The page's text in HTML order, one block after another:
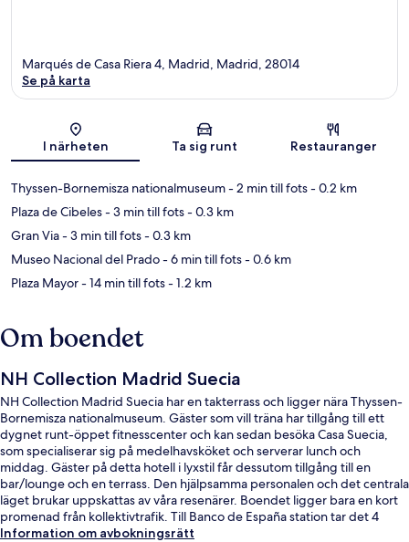
Karta
Marqués de Casa Riera 4, Madrid, Madrid, 28014
Se på karta
I närheten Ta sig runt Restauranger
Thyssen-Bornemisza nationalmuseum- 2 min till fots- 0.2 km
Plaza de Cibeles- 3 min till fots- 0.3 km
Gran Via- 3 min till fots- 0.3 km
Museo Nacional del Prado- 6 min till fots- 0.6 km
Plaza Mayor- 14 min till fots- 1.2 km
Om boendet
NH Collection Madrid Suecia
NH Collection Madrid Suecia har en takterrass och ligger nära Thyssen-
Bornemisza nationalmuseum. Gäster som vill träna har tillgång till ett
dygnet runt-öppet fitnesscenter och kan sedan besöka Casa Suecia,
som specialiserar sig på medelhavsköket och serverar lunch och
middag. Gäster på detta hotell i lyxstil får dessutom tillgång till en
bar/lounge och en terrass. Den hjälpsamma personalen och det centrala
läget brukar uppskattas av våra resenärer. Boendet ligger bara en kort
promenad från kollektivtrafik. Till Banco de España station tar det 4
minuter att gå och till Sevilla station är det 4 minuter.
Information om avbokningsrätt